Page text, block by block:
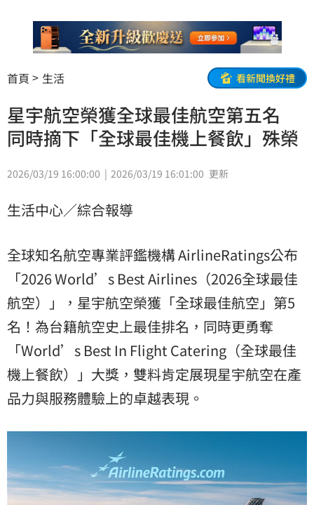
首頁 生活 看新聞換好禮
星宇航空榮獲全球最佳航空第五名
同時摘下「全球最佳機上餐飲」殊榮
2026/03/19 16:00:00 2026/03/19 16:01:00 更新
生活中心／綜合報導
全球知名航空專業評鑑機構 AirlineRatings公布
「2026 World’s Best Airlines（2026全球最佳
航空）」，星宇航空榮獲「全球最佳航空」第5
名！為台籍航空史上最佳排名，同時更勇奪
「World’s Best In Flight Catering（全球最佳
機上餐飲）」大獎，雙料肯定展現星宇航空在產
品力與服務體驗上的卓越表現。